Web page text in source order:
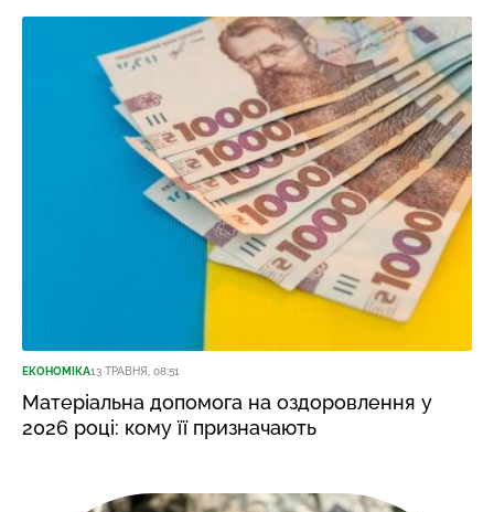
ЕКОНОМІКА13 ТРАВНЯ, 08:51
Матеріальна допомога на оздоровлення у
2026 році: кому її призначають